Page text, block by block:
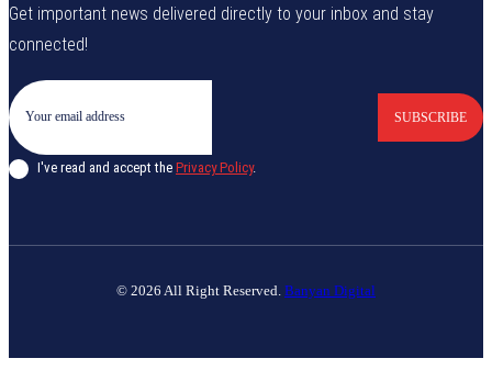
Get important news delivered directly to your inbox and stay
connected!
SUBSCRIBE
I've read and accept the Privacy Policy.
© 2026 All Right Reserved. Banyan Digital